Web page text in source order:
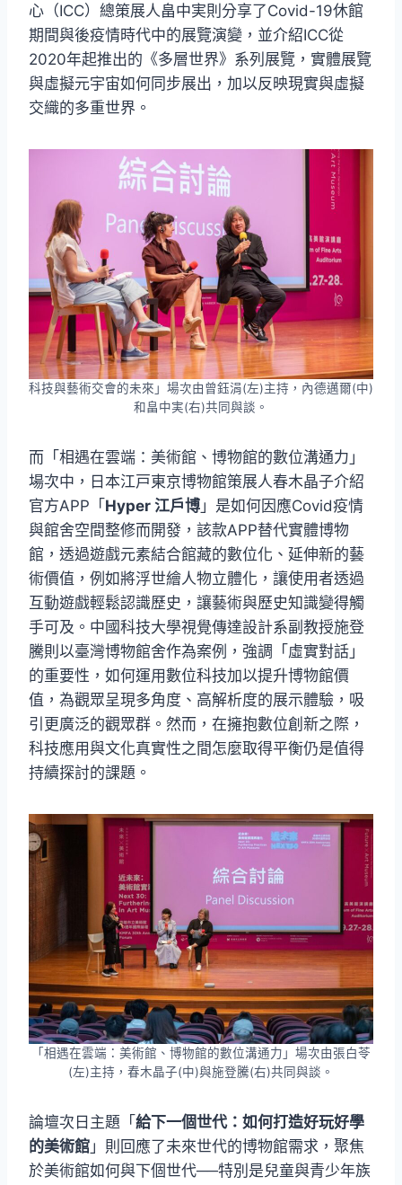
心（ICC）總策展人畠中実則分享了Covid-19休館
期間與後疫情時代中的展覽演變，並介紹ICC從
2020年起推出的《多層世界》系列展覽，實體展覽
與虛擬元宇宙如何同步展出，加以反映現實與虛擬
交織的多重世界。
科技與藝術交會的未來」場次由曾鈺涓(左)主持，內德邁爾(中)
和畠中実(右)共同與談。
而「相遇在雲端：美術館、博物館的數位溝通力」
場次中，日本江戸東京博物館策展人春木晶子介紹
官方APP「Hyper 江戶博 」是如何因應Covid疫情
與館舍空間整修而開發，該款APP替代實體博物
館，透過遊戲元素結合館藏的數位化、延伸新的藝
術價值，例如將浮世繪人物立體化，讓使用者透過
互動遊戲輕鬆認識歷史，讓藝術與歷史知識變得觸
手可及。中國科技大學視覺傳達設計系副教授施登
騰則以臺灣博物館舍作為案例，強調「虛實對話」
的重要性，如何運用數位科技加以提升博物館價
值，為觀眾呈現多角度、高解析度的展示體驗，吸
引更廣泛的觀眾群。然而，在擁抱數位創新之際，
科技應用與文化真實性之間怎麼取得平衡仍是值得
持續探討的課題。
「相遇在雲端：美術館、博物館的數位溝通力」場次由張白苓
(左)主持，春木晶子(中)與施登騰(右)共同與談。
論壇次日主題「給下一個世代：如何打造好玩好學
的美術館 」則回應了未來世代的博物館需求，聚焦
於美術館如何與下個世代──特別是兒童與青少年族